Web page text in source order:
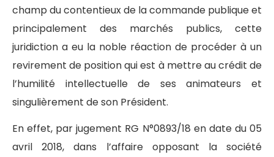
champ du contentieux de la commande publique et
principalement des marchés publics, cette
juridiction a eu la noble réaction de procéder à un
revirement de position qui est à mettre au crédit de
l’humilité intellectuelle de ses animateurs et
singulièrement de son Président.
En effet, par jugement RG N°0893/18 en date du 05
avril 2018, dans l’affaire opposant la société